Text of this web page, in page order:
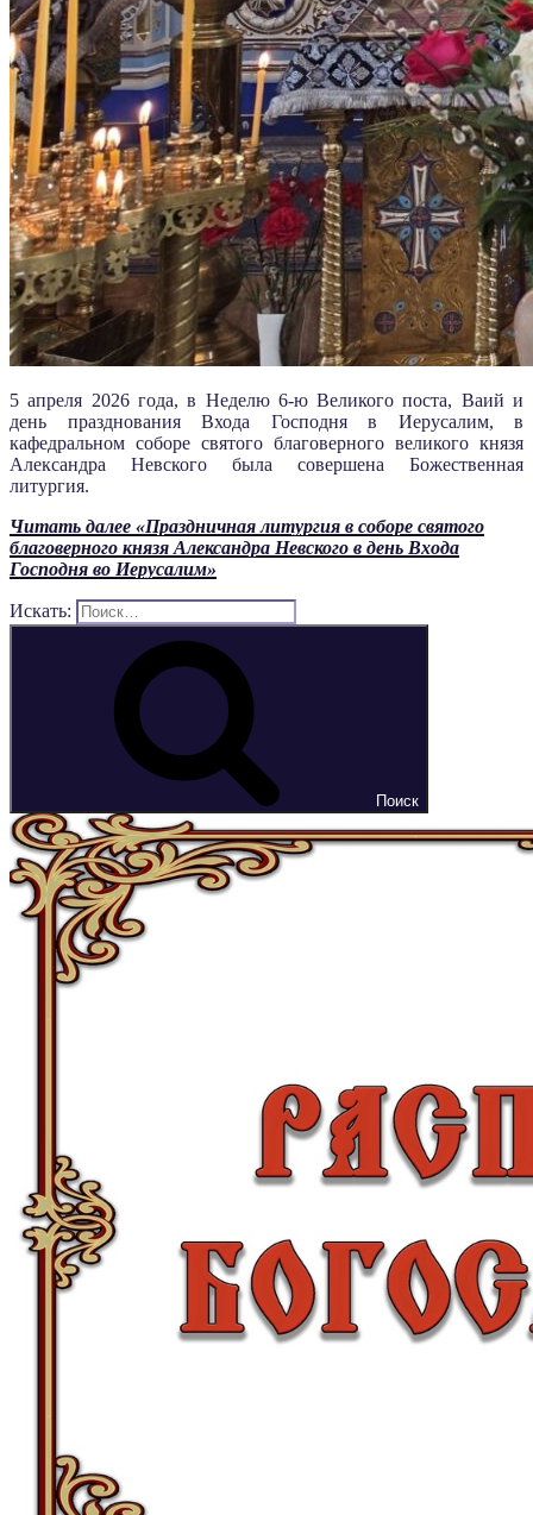
5 апреля 2026 года, в Неделю 6-ю Великого поста, Ваий и
день празднования Входа Господня в Иерусалим, в
кафедральном соборе святого благоверного великого князя
Александра Невского была совершена Божественная
литургия.
Читать далее «Праздничная литургия в соборе святого
благоверного князя Александра Невского в день Входа
Господня во Иерусалим»
Искать:
Поиск